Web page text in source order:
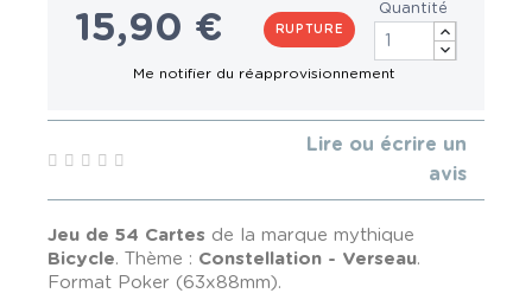
15,90 € RUPTURE
Quantité
Lire ou écrire un
avis
Jeu de 54 Cartes de la marque mythique
Bicycle. Thème : Constellation - Verseau.
Format Poker (63x88mm).